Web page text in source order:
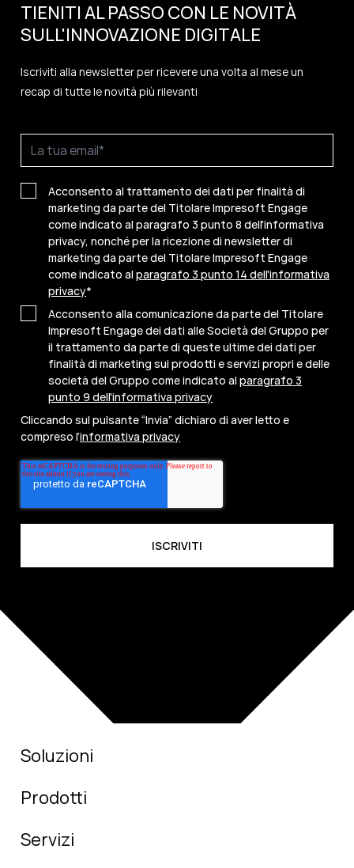
TIENITI AL PASSO CON LE NOVITÀ
SULL'INNOVAZIONE DIGITALE
Iscriviti alla newsletter per ricevere una volta al mese un
recap di tutte le novità più rilevanti
Acconsento al trattamento dei dati per finalità di
marketing da parte del Titolare Impresoft Engage
come indicato al paragrafo 3 punto 8 dell'informativa
privacy, nonché per la ricezione di newsletter di
marketing da parte del Titolare Impresoft Engage
come indicato al paragrafo 3 punto 14 dell'informativa
privacy*
Acconsento alla comunicazione da parte del Titolare
Impresoft Engage dei dati alle Società del Gruppo per
il trattamento da parte di queste ultime dei dati per
finalità di marketing sui prodotti e servizi propri e delle
società del Gruppo come indicato al paragrafo 3
punto 9 dell'informativa privacy
Cliccando sul pulsante “Invia” dichiaro di aver letto e
compreso l’informativa privacy
Soluzioni
Prodotti
Servizi